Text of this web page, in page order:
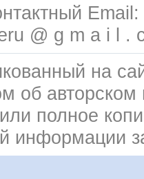
Email:
@ g m a i l .
на
об
полное
информации